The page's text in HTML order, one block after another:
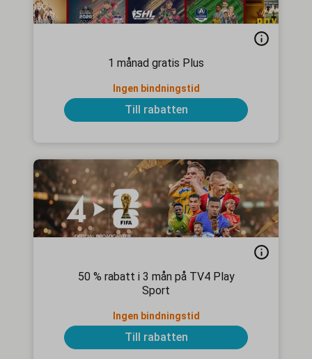
1 månad gratis Plus
Ingen bindningstid
Till rabatten
50 % rabatt i 3 mån på TV4 Play
Sport
Ingen bindningstid
Till rabatten